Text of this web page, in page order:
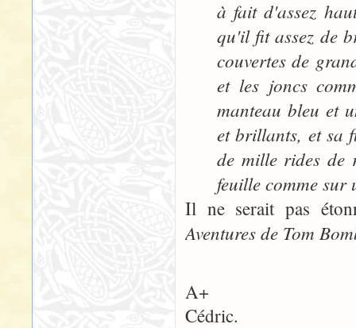
à fait d'assez
qu'il fit assez de
couvertes de
et les joncs
manteau bleu et
et brillants, et sa
de mille rides de
feuille comme
Il ne serait pas
Aventures de Tom
A+
Cédric.